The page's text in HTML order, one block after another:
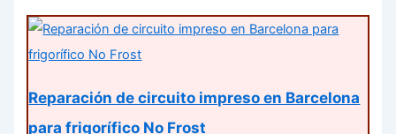
Reparación de circuito impreso en Barcelona
para frigorífico No Frost